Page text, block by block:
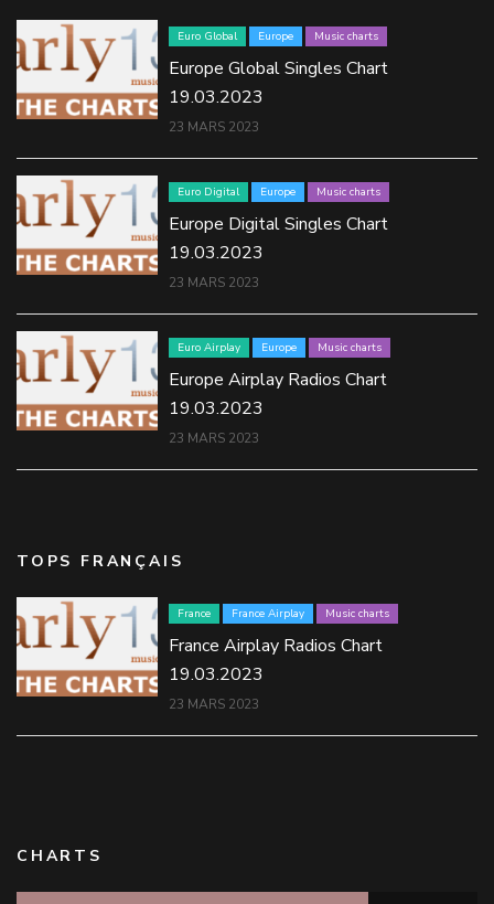
Euro Global Europe Music charts
Europe Global Singles Chart
19.03.2023
23 MARS 2023
Euro Digital Europe Music charts
Europe Digital Singles Chart
19.03.2023
23 MARS 2023
Euro Airplay Europe Music charts
Europe Airplay Radios Chart
19.03.2023
23 MARS 2023
TOPS FRANÇAIS
France France Airplay Music charts
France Airplay Radios Chart
19.03.2023
23 MARS 2023
CHARTS